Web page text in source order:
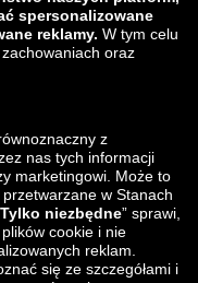
lounge.sk
lounge.hr
lounge.ee
zalando-lounge.no